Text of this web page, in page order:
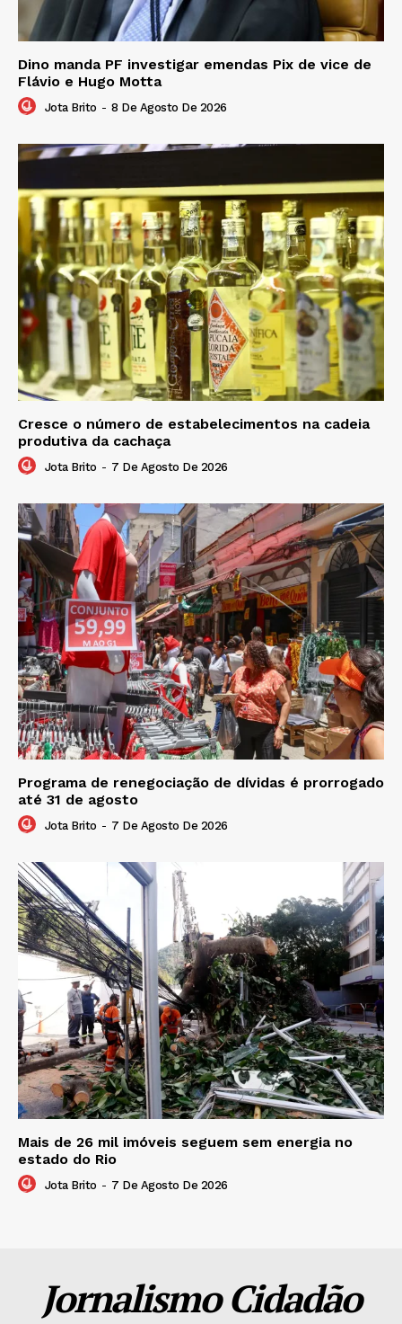
Dino manda PF investigar emendas Pix de vice de
Flávio e Hugo Motta
Jota Brito - 8 De Agosto De 2026
Cresce o número de estabelecimentos na cadeia
produtiva da cachaça
Jota Brito - 7 De Agosto De 2026
Programa de renegociação de dívidas é prorrogado
até 31 de agosto
Jota Brito - 7 De Agosto De 2026
Mais de 26 mil imóveis seguem sem energia no
estado do Rio
Jota Brito - 7 De Agosto De 2026
Jornalismo Cidadão